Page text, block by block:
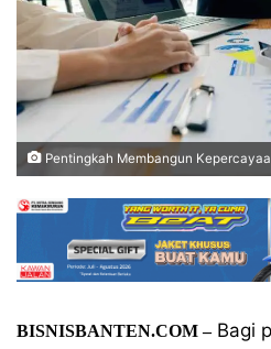
Pentingkah Membangun
BISNISBANTEN.COM –Bagi